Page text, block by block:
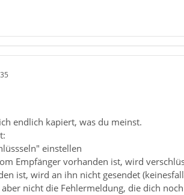
endlich kapiert, was du meinst.
einstellen
Empfänger vorhanden ist, wird
ist, wird an ihn nicht gesendet
nicht die Fehlermeldung, die dich